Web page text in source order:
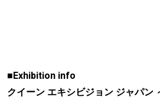
■Exhibition info
クイーン エキシビジョン ジャパン